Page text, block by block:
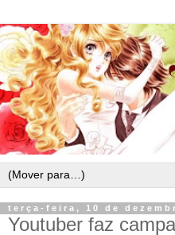
terça-feira, 10 de
Youtuber faz